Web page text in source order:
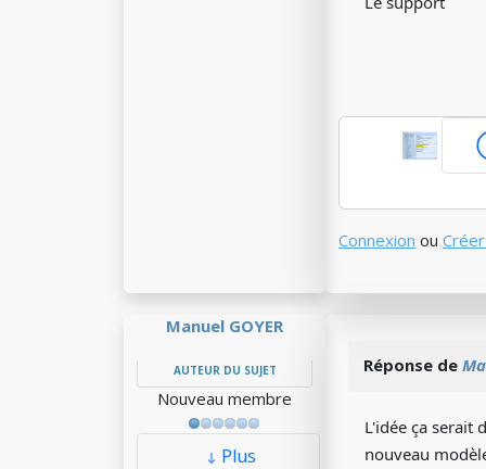
Connexion ou
Manuel GOYER
AUTEUR DU SUJET
Nouveau membre
Plus
Réponse de
L'idée ça serait
nouveau